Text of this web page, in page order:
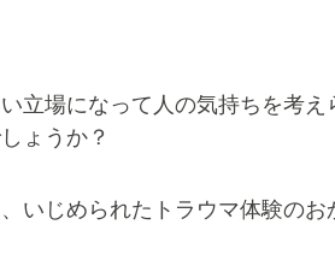
立場になって人の気持ちを考
ょうか？
いじめられたトラウマ体験のお